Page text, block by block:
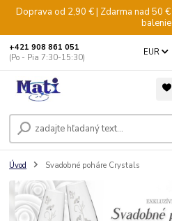
Doprava od 2,90 € | Zdarma nad 50
balenie
EUR
+421 908 861 051
(Po - Pia 7:30-15:30)
Úvod Svadobné poháre Crystals